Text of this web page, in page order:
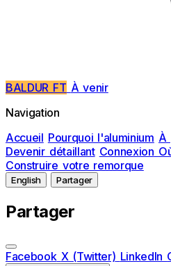
BALDUR FT À venir
Navigation
Accueil Pourquoi l'aluminium À
Devenir détaillant Connexion
Construire votre remorque
English Partager
Partager
Facebook X (Twitter) LinkedIn